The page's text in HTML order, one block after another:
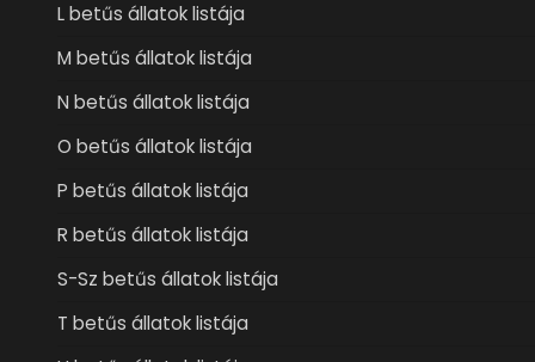
L betűs állatok listája
M betűs állatok listája
N betűs állatok listája
O betűs állatok listája
P betűs állatok listája
R betűs állatok listája
S-Sz betűs állatok listája
T betűs állatok listája